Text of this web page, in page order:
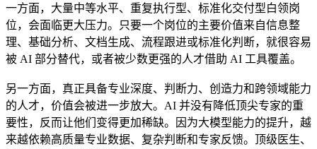
一方面，大量中等水平、重复执行型、标准化交付型白领岗
位，会面临更大压力。只要一个岗位的主要价值来自信息整
理、基础分析、文档生成、流程跟进或标准化判断，就很容易
被 AI 部分替代，或者被少数更强的人才借助 AI 工具覆盖。
另一方面，真正具备专业深度、判断力、创造力和跨领域能力
的人才，价值会被进一步放大。AI 并没有降低顶尖专家的重
要性，反而让他们变得更加稀缺。因为大模型能力的提升，越
来越依赖高质量专业数据、复杂判断和专家反馈。顶级医生、